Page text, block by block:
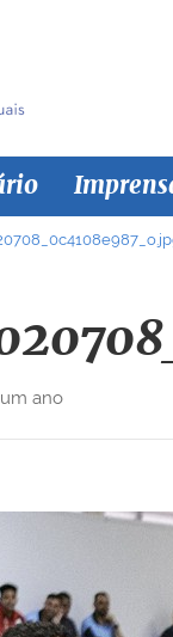
ano